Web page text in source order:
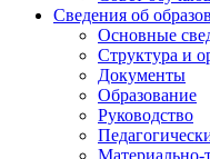
Сведения об
Основные
Структура и
Документы
Образование
Руководство
Материально-